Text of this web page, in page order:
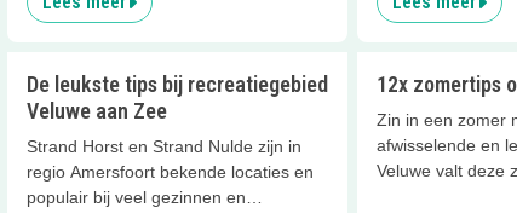
dichtbij zijn. Deze leuke tips wil je zien!
De leukste tips bij recreatiegebied
Veluwe aan Zee
Strand Horst en Strand Nulde zijn in
regio Amersfoort bekende locaties en
populair bij veel gezinnen en
12x zomertips
Zin in een zomer
afwisselende en
Veluwe valt deze